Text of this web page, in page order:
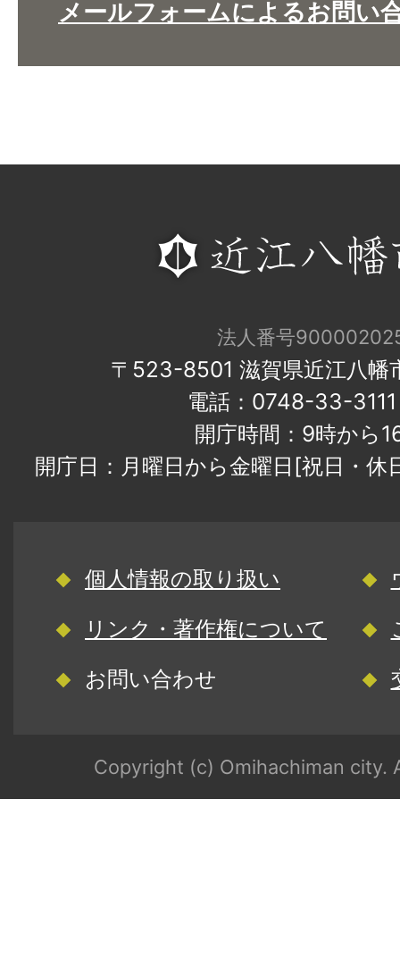
メールフォームによるお問い
法人番号
〒523-8501 滋賀県近江八幡
電話：0748-33-
開庁時間：9時から
開庁日：月曜日から金曜日[祝日・
個人情報の取り扱い
リンク・著作権について
お問い合わせ
Copyright (c) Omihachiman city.